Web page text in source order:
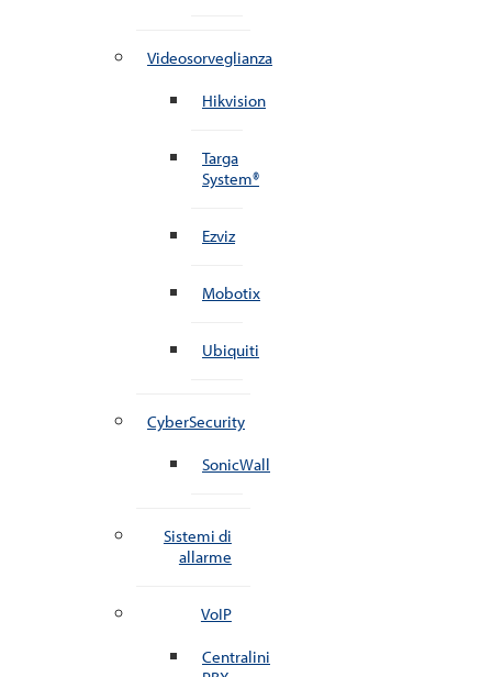
Videosorveglianza
Hikvision
Targa
System®
Ezviz
Mobotix
Ubiquiti
CyberSecurity
SonicWall
Sistemi di
allarme
VoIP
Centralini